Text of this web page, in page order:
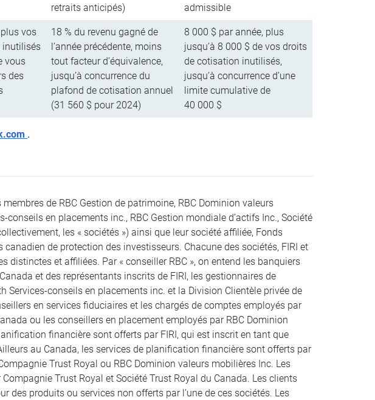
retraits anticipés)
admissible
vos
inutilisés
vous
des
18 % du revenu gagné de
l’année précédente, moins
tout facteur d’équivalence,
jusqu’à concurrence du
plafond de cotisation annuel
(31 560 $ pour 2024)
8 000 $ par année, plus
jusqu’à 8 000 $ de vos droits
de cotisation inutilisés,
jusqu’à concurrence d’une
limite cumulative de
40 000 $
.
de RBC Gestion de patrimoine, RBC Dominion valeurs
conseils en placements inc., RBC Gestion mondiale d’actifs Inc., Société
les « sociétés ») ainsi que leur société affiliée, Fonds
de protection des investisseurs. Chacune des sociétés, FIRI et
distinctes et affiliées. Par « conseiller RBC », on entend les banquiers
et des représentants inscrits de FIRI, les gestionnaires de
Services-conseils en placements inc. et la Division Clientèle privée de
en services fiduciaires et les chargés de comptes employés par
ou les conseillers en placement employés par RBC Dominion
financière sont offerts par FIRI, qui est inscrit en tant que
au Canada, les services de planification financière sont offerts par
Trust Royal ou RBC Dominion valeurs mobilières Inc. Les
Trust Royal et Société Trust Royal du Canada. Les clients
des produits ou services non offerts par l’une de ces sociétés. Les